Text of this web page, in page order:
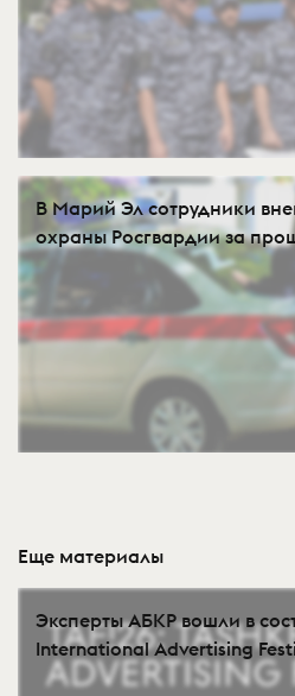
В Марий Эл сотрудники
охраны Росгвардии за
Еще материалы
Эксперты АБКР вошли в
International Advertising